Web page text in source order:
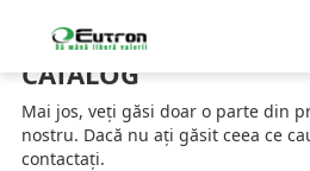
Sistem Automat de Sortare și Banderolare a
CATALOG
Mai jos, veți găsi doar o parte din
nostru. Dacă nu ați găsit ceea ce
contactați.